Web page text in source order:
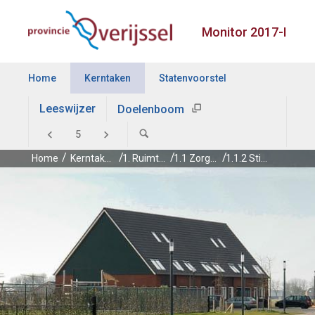
Monitor 2017-I
Home Kerntaken Statenvoorstel
Leeswijzer Doelenboom
Home 1. Ruimtelijke ontwikkeling en waterbeheer